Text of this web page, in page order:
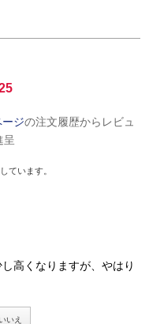
ジの注文履歴からレビュ
呈
ています。
高くなりますが、やはり
いえ